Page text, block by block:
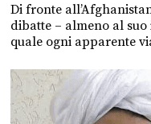
Di fronte
dibatte – almeno al
quale ogni apparente